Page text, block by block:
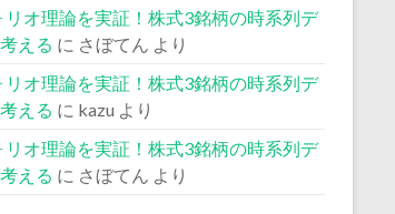
リオ理論を実証！株式3銘柄の時系列デ
える に さぼてん より
リオ理論を実証！株式3銘柄の時系列デ
える に kazu より
リオ理論を実証！株式3銘柄の時系列デ
える に さぼてん より